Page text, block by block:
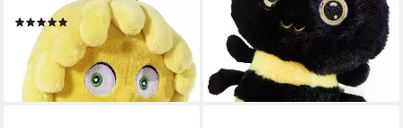
recyceltes Material
(4)
ab 16,30 € UVP19,99 €
-18%
lieferbar - in 6-8 Werktagen bei dir